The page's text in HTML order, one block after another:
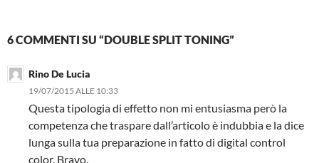
6 COMMENTI SU “DOUBLE SPLIT TONING”
Rino De Lucia
19/07/2015 ALLE 10:33
Questa tipologia di effetto non mi entusiasma però la
competenza che traspare dall’articolo è indubbia e la dice
lunga sulla tua preparazione in fatto di digital control
color. Bravo.